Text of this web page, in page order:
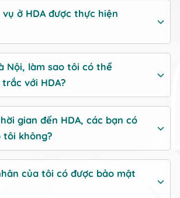
ở HDA được thực hiện
Nội, làm sao tôi có thể
với HDA?
gian đến HDA, các bạn có
tôi không?
của tôi có được bảo mật